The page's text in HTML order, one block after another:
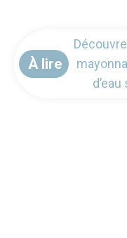
À lire